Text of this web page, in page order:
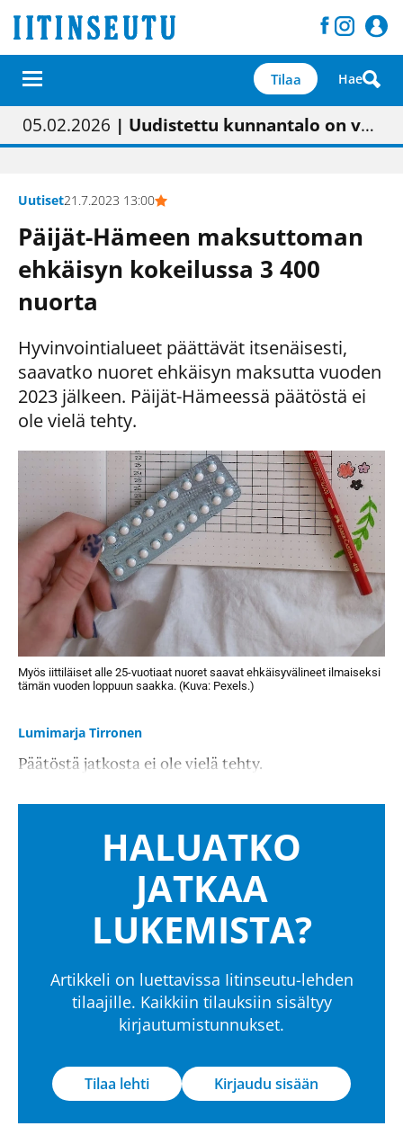
Tilaa Hae
01.02.2026 | Painon vaihtumisen pitäisi näkyä hieman parempana painojäljen laatuna lehdessä
05.02.2026 | Uudistettu kunnantalo on valoisa
23.04.2026 | “Olemme käynnistämässä uudelleen keskustavisiotyön”
09.05.2026| "Maalla on totuttu elämään omavaraisemmin kuin kaupungissa"
Uutiset21.7.2023 13:00
Päijät-Hämeen maksuttoman
ehkäisyn kokeilussa 3 400
nuorta
Hyvinvointialueet päättävät itsenäisesti,
saavatko nuoret ehkäisyn maksutta vuoden
2023 jälkeen. Päijät-Hämeessä päätöstä ei
ole vielä tehty.
Myös iittiläiset alle 25-vuotiaat nuoret saavat ehkäisyvälineet ilmaiseksi
tämän vuoden loppuun saakka. (Kuva: Pexels.)
Lumimarja Tirronen
Päätöstä jatkosta ei ole vielä tehty.
HALUATKO
JATKAA
LUKEMISTA?
Artikkeli on luettavissa Iitinseutu-lehden
tilaajille. Kaikkiin tilauksiin sisältyy
kirjautumistunnukset.
Tilaa lehti Kirjaudu sisään